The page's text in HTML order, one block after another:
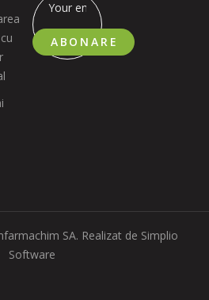
ABONARE
SA. Realizat de Simplio
Software